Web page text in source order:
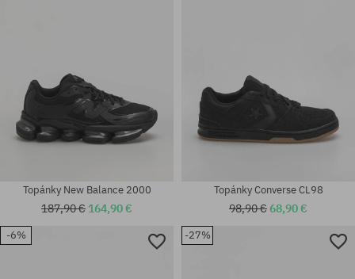
Topánky New Balance 2000
187,90 € 164,90 €
Topánky Converse CL98
98,90 €68,90 €
-6% -27%